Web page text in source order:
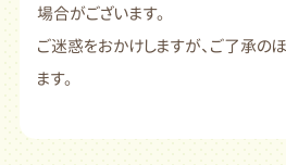
場合がございます。
ご迷惑をおかけしますが、ご了承の
ます。